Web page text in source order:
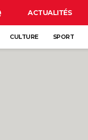
ACTUALITÉS
CULTURE SPORT